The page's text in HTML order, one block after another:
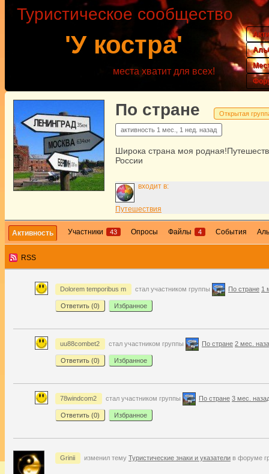
'У костра'
Туристическое сообщество
места хватит для всех!
По стране Открытая
активность 1 мес., 1 нед. назад
Широка страна моя
России
входит в:
Путешествия
Активность Участники 43 Опросы Файлы 4 События
RSS
Dolorem temporibus m стал участником группы По стране 1
Ответить (0) Избранное
uu88combet2 стал участником группы По стране 2 мес.
Ответить (0) Избранное
78windcom2 стал участником группы По стране 3 мес.
Ответить (0) Избранное
Grinii изменил тему Туристические знаки и указатели в форуме